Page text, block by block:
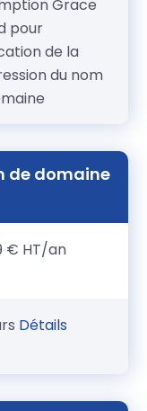
Grace
pour
de la
du nom
de domaine
€ HT/an
Détails